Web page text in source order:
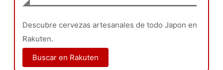
Descubre cervezas artesanales de todo Japon en
Rakuten.
Buscar en Rakuten